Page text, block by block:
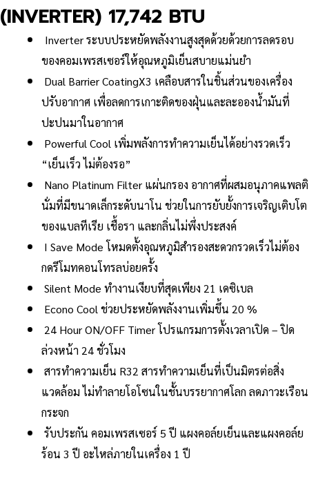
(INVERTER) 17,742 BTU
Inverter ระบบประหยัดพลังงานสูงสุดด้วยด้วยการลดรอบ
ของคอมเพรสเซอร์ให้อุณหภูมิเย็นสบายแม่นยำ
Dual Barrier CoatingX3 เคลือบสารในชิ้นส่วนของเครื่อง
ปรับอากาศ เพื่อลดการเกาะติดของฝุ่นและละอองน้ำมันที่
ปะปนมาในอากาศ
Powerful Cool เพิ่มพลังการทำความเย็นได้อย่างรวดเร็ว
“เย็นเร็ว ไม่ต้องรอ”
Nano Platinum Filter แผ่นกรอง อากาศที่ผสมอนุภาคแพลติ
นั่มที่มีขนาดเล็กระดับนาโน ช่วยในการยับยั้งการเจริญเติบโต
ของแบลทีเรีย เชื้อรา และกลิ่นไม่พึ่งประสงค์
I Save Mode โหมดตั้งอุณหภูมิสำรองสะดวกรวดเร็วไม่ต้อง
กดรีโมทคอนโทรลบ่อยครั้ง
Silent Mode ทำงานเงียบที่สุดเพียง 21 เดซิเบล
Econo Cool ช่วยประหยัดพลังงานเพิ่มขึ้น 20 %
24 Hour ON/OFF Timer โปรแกรมการตั้งเวลาเปิด – ปิด
ล่วงหน้า 24 ชั่วโมง
สารทำความเย็น R32 สารทำความเย็นที่เป็นมิตรต่อสิ่ง
แวดล้อม ไม่ทำลายโอโซนในชั้นบรรยากาศโลก ลดภาวะเรือน
กระจก
รับประกัน คอมเพรสเซอร์ 5 ปี แผงคอล์ยเย็นและแผงคอล์ย
ร้อน 3 ปี อะไหล่ภายในเครื่อง 1 ปี